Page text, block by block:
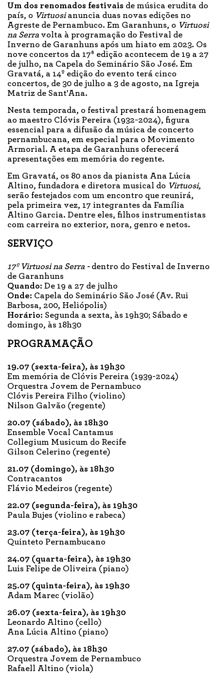
Um dos renomados festivais de música erudita do
país, o Virtuosianuncia duas novas edições no
Agreste de Pernambuco. Em Garanhuns, o Virtuosi
na Serra volta à programação do Festival de
Inverno de Garanhuns após um hiato em 2023. Os
nove concertos da 17ª edição acontecem de 19 a 27
de julho, na Capela do Seminário São José. Em
Gravatá, a 14º edição do evento terá cinco
concertos, de 30 de julho a 3 de agosto, na Igreja
Matriz de Sant'Ana.
Nesta temporada, o festival prestará homenagem
ao maestro Clóvis Pereira (1932-2024), figura
essencial para a difusão da música de concerto
pernambucana, em especial para o Movimento
Armorial. A etapa de Garanhuns oferecerá
apresentações em memória do regente.
Em Gravatá, os 80 anos da pianista Ana Lúcia
Altino, fundadora e diretora musical do Virtuosi,
serão festejados com um encontro que reunirá,
pela primeira vez, 17 integrantes da Família
Altino Garcia. Dentre eles, filhos instrumentistas
com carreira no exterior, nora, genro e netos.
SERVIÇO
17º Virtuosi na Serra -dentro do Festival de Inverno
de Garanhuns
Quando: De 19 a 27 de julho
Onde: Capela do Seminário São José (Av. Rui
Barbosa, 200, Heliópolis)
Horário: Segunda a sexta, às 19h30; Sábado e
domingo, às 18h30
PROGRAMAÇÃO
19.07 (sexta-feira), às 19h30
Em memória de Clóvis Pereira (1939-2024)
Orquestra Jovem de Pernambuco
Clóvis Pereira Filho (violino)
Nilson Galvão (regente)
20.07 (sábado), às 18h30
Ensemble Vocal Cantamus
Collegium Musicum do Recife
Gilson Celerino (regente)
21.07 (domingo), às 18h30
Contracantos
Flávio Medeiros (regente)
22.07 (segunda-feira), às 19h30
Paula Bujes (violino e rabeca)
23.07 (terça-feira), às 19h30
Quinteto Pernambucano
24.07 (quarta-feira), às 19h30
Luis Felipe de Oliveira (piano)
25.07 (quinta-feira), às 19h30
Adam Marec (violão)
26.07 (sexta-feira), às 19h30
Leonardo Altino (cello)
Ana Lúcia Altino (piano)
27.07 (sábado), às 18h30
Orquestra Jovem de Pernambuco
Rafaell Altino (viola)